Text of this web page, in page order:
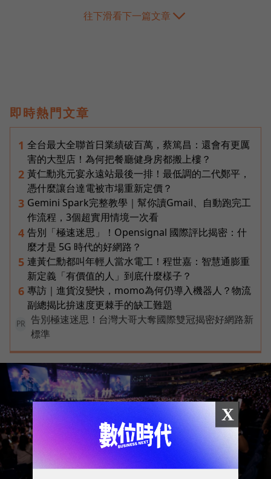
往下滑看下一篇文章
即時熱門文章
1 全台最大全聯首日業績破百萬，蔡篤昌：還會有更厲
害的大型店！為何把餐廳健身房都搬上樓？
2 黃仁勳兆元宴永遠站最後一排！最低調的二代鄭平，
憑什麼讓台達電被市場重新定價？
3 Gemini Spark完整教學｜幫你讀Gmail、自動跑完工
作流程，3個超實用情境一次看
4 告別「極速迷思」！Opensignal 國際評比揭密：什
麼才是 5G 時代的好網路？
5 連黃仁勳都叫年輕人當水電工！程世嘉：智慧通膨重
新定義「有價值的人」到底什麼樣子？
6 專訪｜進貨沒變快，momo為何仍導入機器人？物流
副總揭比拚速度更棘手的缺工難題
PR
告別極速迷思！台灣大哥大奪國際雙冠揭密好網路新
標準
X